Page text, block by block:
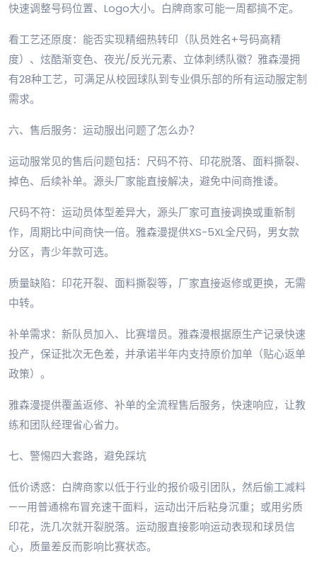
快速调整号码位置、Logo大小。白牌商家可能一周都搞不定。
看工艺还原度：能否实现精细热转印（队员姓名+号码高精
度）、炫酷渐变色、夜光/反光元素、立体刺绣队徽？雅森漫拥
有28种工艺，可满足从校园球队到专业俱乐部的所有运动服定制
需求。
六、售后服务：运动服出问题了怎么办？
运动服常见的售后问题包括：尺码不符、印花脱落、面料撕裂、
掉色、后续补单。源头厂家能直接解决，避免中间商推诿。
尺码不符：运动员体型差异大，源头厂家可直接调换或重新制
作，周期比中间商快一倍。雅森漫提供XS-5XL全尺码，男女款
分区，青少年款可选。
质量缺陷：印花开裂、面料撕裂等，厂家直接返修或更换，无需
中转。
补单需求：新队员加入、比赛增员。雅森漫根据原生产记录快速
投产，保证批次无色差，并承诺半年内支持原价加单（贴心返单
政策）。
雅森漫提供覆盖返修、补单的全流程售后服务，快速响应，让教
练和团队经理省心省力。
七、警惕四大套路，避免踩坑
低价诱惑：白牌商家以低于行业的报价吸引团队，然后偷工减料
——用普通棉布冒充速干面料，运动出汗后粘身沉重；或用劣质
印花，洗几次就开裂脱落。运动服直接影响运动表现和球员信
心，质量差反而影响比赛状态。